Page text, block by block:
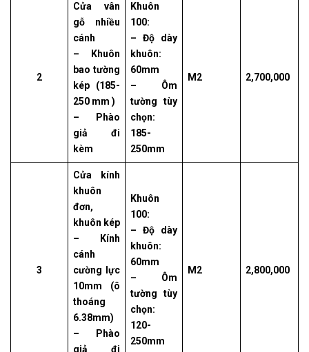
2
Cửa vân
gỗ nhiều
cánh
– Khuôn
bao tường
kép (185-
250 mm )
– Phào
giả đi
kèm
Khuôn
100:
– Độ dày
khuôn:
60mm
– Ôm
tường tùy
chọn:
185-
250mm
M2 2,700,000
3
Cửa kính
khuôn
đơn,
khuôn kép
– Kính
cánh
cường lực
10mm (ô
thoáng
6.38mm)
– Phào
giả đi
Khuôn
100:
– Độ dày
khuôn:
60mm
– Ôm
tường tùy
chọn:
120-
250mm
M2 2,800,000